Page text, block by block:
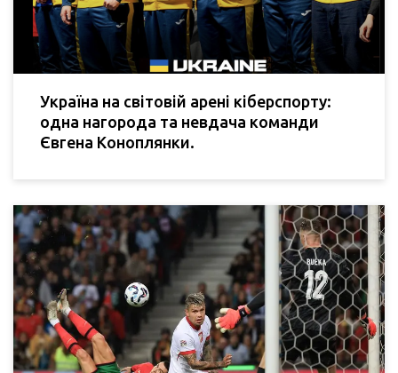
Україна на світовій арені кіберспорту:
одна нагорода та невдача команди
Євгена Коноплянки.